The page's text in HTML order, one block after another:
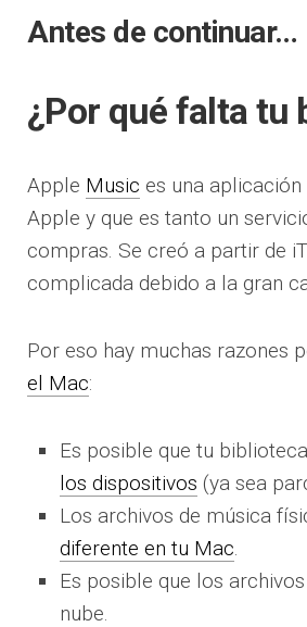
Antes de continuar…
¿Por qué falta tu
Apple Music es una
Apple y que es tanto un
compras. Se creó a partir de
complicada debido a la gran
Por eso hay muchas razones
el Mac:
Es posible que tu
los dispositivos (ya sea
Los archivos de música
diferente en tu Mac.
Es posible que los
nube.